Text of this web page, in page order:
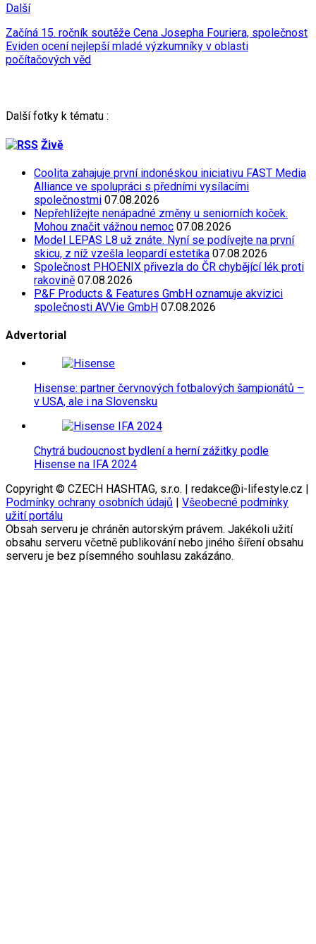
Další
Začíná 15. ročník soutěže Cena Josepha Fouriera, společnost
Eviden ocení nejlepší mladé výzkumníky v oblasti
počítačových věd
Další fotky k tématu :
Živě
Coolita zahajuje první indonéskou iniciativu FAST Media
Alliance ve spolupráci s předními vysílacími
společnostmi 07.08.2026
Nepřehlížejte nenápadné změny u seniorních koček.
Mohou značit vážnou nemoc 07.08.2026
Model LEPAS L8 už znáte. Nyní se podívejte na první
skicu, z níž vzešla leopardí estetika 07.08.2026
Společnost PHOENIX přivezla do ČR chybějící lék proti
rakovině 07.08.2026
P&F Products & Features GmbH oznamuje akvizici
společnosti AVVie GmbH 07.08.2026
Advertorial
Hisense: partner červnových fotbalových šampionátů –
v USA, ale i na Slovensku
Chytrá budoucnost bydlení a herní zážitky podle
Hisense na IFA 2024
Copyright © CZECH HASHTAG, s.r.o. | redakce@i-lifestyle.cz |
Podmínky ochrany osobních údajů
Všeobecné podmínky
užití portálu
Obsah serveru je chráněn autorským právem. Jakékoli užití
obsahu serveru včetně publikování nebo jiného šíření obsahu
serveru je bez písemného souhlasu zakázáno.